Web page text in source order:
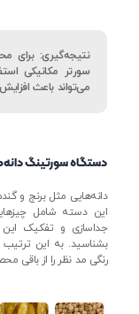
نتیجه‌گیری: برای
سورتر مکانیکی
می‌تواند باعث
دستگاه سورتینگ
دانه‌هایی مثل برنج و
این دسته شامل
جداسازی و تفکیک
بشناسید. به این ترتیب
رنگی مد نظر را از باقی